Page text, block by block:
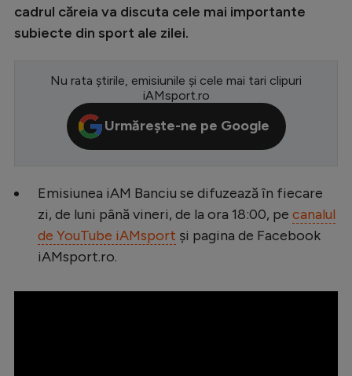
Champions League
Conference League
CM 2026
Premier League
Serie A
Bundesliga
cadrul căreia va discuta cele mai importante
subiecte din sport ale zilei.
Nu rata știrile, emisiunile și cele mai tari clipuri
iAMsport.ro
Urmărește-ne pe Google
Emisiunea iAM Banciu se difuzează în fiecare
zi, de luni până vineri, de la ora 18:00, pe canalul
de YouTube iAMsport și pagina de Facebook
iAMsport.ro.